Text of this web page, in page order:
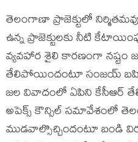
తెలంగాణా ప్రాజెక్టులో
ఉన్న ప్రాజెక్టులకు నీటి
వ్యవహార శైలి కారణంగా
తేలిపోయిందంటూ సంజయ్
జల వివాదంలో ఏపిని కేసీఆర్
అపెక్స్ కౌన్సిల్ సమావేశంలో
ముడవాల్సొచ్చిందంటూ బండి